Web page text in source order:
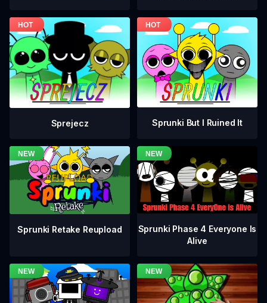
Sprejecz Sprunki But I Ruined It
Sprunki Retake Reupload
Sprunki Phase 4 Everyone Is
Alive